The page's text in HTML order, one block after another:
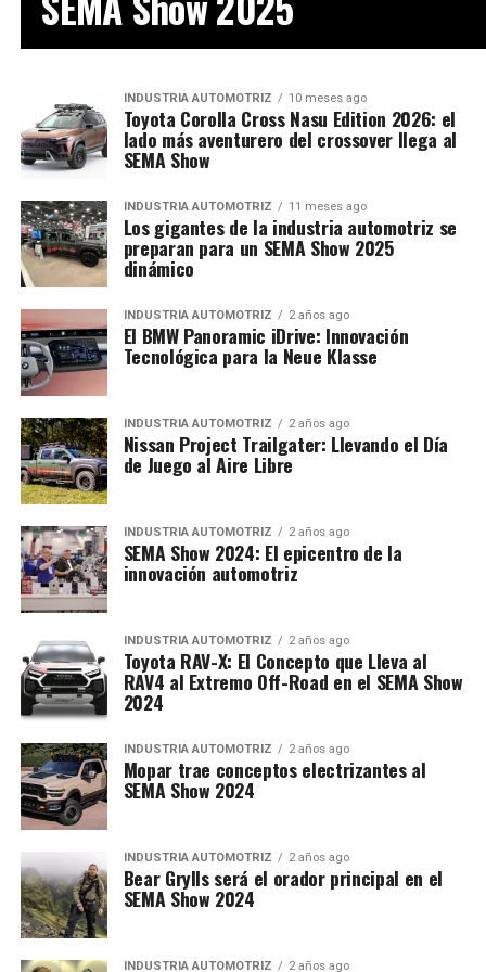
INDUSTRIA AUTOMOTRIZ 10 meses ago
Toyota Corolla Cross Nasu Edition 2026: el
lado más aventurero del crossover llega al
SEMA Show
INDUSTRIA AUTOMOTRIZ 11 meses ago
Los gigantes de la industria automotriz se
preparan para un SEMA Show 2025
dinámico
INDUSTRIA AUTOMOTRIZ 2 años ago
El BMW Panoramic iDrive: Innovación
Tecnológica para la Neue Klasse
INDUSTRIA AUTOMOTRIZ 2 años ago
Nissan Project Trailgater: Llevando el Día
de Juego al Aire Libre
INDUSTRIA AUTOMOTRIZ 2 años ago
SEMA Show 2024: El epicentro de la
innovación automotriz
INDUSTRIA AUTOMOTRIZ 2 años ago
Toyota RAV-X: El Concepto que Lleva al
RAV4 al Extremo Off-Road en el SEMA Show
2024
INDUSTRIA AUTOMOTRIZ 2 años ago
Mopar trae conceptos electrizantes al
SEMA Show 2024
INDUSTRIA AUTOMOTRIZ 2 años ago
Bear Grylls será el orador principal en el
SEMA Show 2024
INDUSTRIA AUTOMOTRIZ 2 años ago